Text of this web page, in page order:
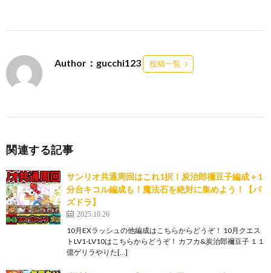
Author：gucchi123 投稿一覧
関連する記事
サンリオ共通周回はこれ1択！炭治郎禰豆子編成＋1
分台キコル編成も！魔法石を絶対に集めよう！【パ
ズドラ】
2025.10.26
10月EXラッシュの他編成はこちらからどうぞ！ 10月クエス
トLV1-LV10はこちらからどうぞ！ カフカ&炭治郎禰豆子 １１
億ゲリラやりた[…]